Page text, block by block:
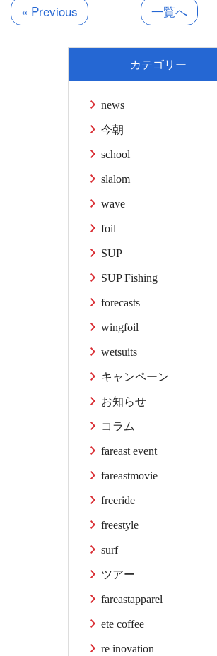
« Previous 一覧へ
カテゴリー
news
今朝
school
slalom
wave
foil
SUP
SUP Fishing
forecasts
wingfoil
wetsuits
キャンペーン
お知らせ
コラム
fareast event
fareastmovie
freeride
freestyle
surf
ツアー
fareastapparel
ete coffee
re inovation